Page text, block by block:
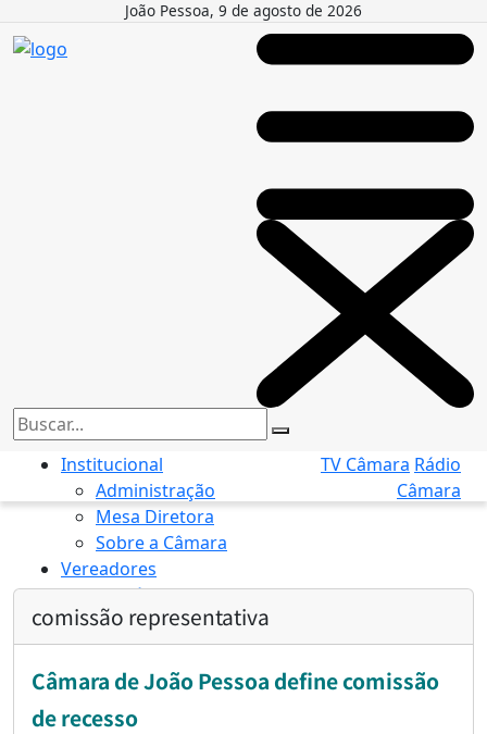
João Pessoa, 9 de agosto de 2026
Institucional
Administração
Mesa Diretora
Sobre a Câmara
Vereadores
Transparência
TV Câmara Rádio
Câmara
comissão representativa
Câmara de João Pessoa define comissão
de recesso